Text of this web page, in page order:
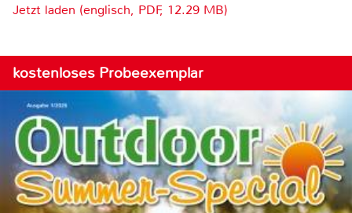
Jetzt laden (englisch, PDF, 12.29 MB)
kostenloses Probeexemplar